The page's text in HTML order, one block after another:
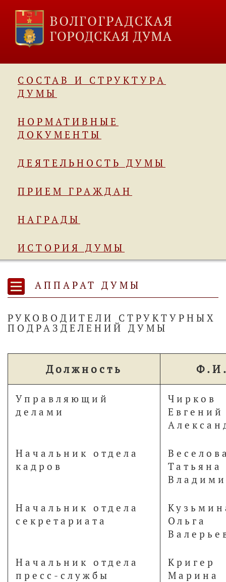
СОСТАВ И СТРУКТУРА
ДУМЫ
НОРМАТИВНЫЕ
ДОКУМЕНТЫ
ДЕЯТЕЛЬНОСТЬ ДУМЫ
ПРИЕМ ГРАЖДАН
НАГРАДЫ
ИСТОРИЯ ДУМЫ
АППАРАТ ДУМЫ
РУКОВОДИТЕЛИ СТРУКТУРНЫХ
ПОДРАЗДЕЛЕНИЙ ДУМЫ
Должность
Управляющий
делами
Чирков
Евгений
Начальник отдела
кадров
Татьяна
Начальник отдела
секретариата
Ольга
Начальник отдела
пресс-службы
Кригер
Марина